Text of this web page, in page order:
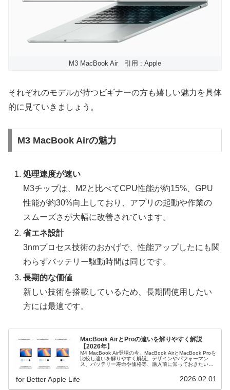
M3 MacBook Air 引用 : Apple
それぞれのモデルが持つビギナーの方も嬉しい魅力を具体
的に見ていきましょう。
M3 MacBook Airの魅力
処理速度が速い
M3チップは、M2と比べてCPU性能が約15%、GPU
性能が約30%向上しており、アプリの起動や作業の
スムーズさが大幅に改善されています。
省エネ設計
3nmプロセス技術のおかげで、性能アップしたにも関
わらずバッテリー駆動時間は同じです。
長期的な価値
新しい技術を搭載しているため、長期間使用したい
方には最適です。
MacBook AirとProの違いを解りやすく解説
【2026年】
M4 MacBook Air登場の今、MacBook AirとMacBook Proを
比較し違いを解りやすく解説。デザインやパフォーマン
ス、バッテリー寿命や価格等、購入前に知っておきたいポ
for Better Apple Life 2026.02.01